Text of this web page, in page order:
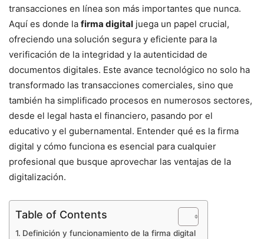
transacciones en línea son más importantes que nunca.
Aquí es donde la firma digital juega un papel crucial,
ofreciendo una solución segura y eficiente para la
verificación de la integridad y la autenticidad de
documentos digitales. Este avance tecnológico no solo ha
transformado las transacciones comerciales, sino que
también ha simplificado procesos en numerosos sectores,
desde el legal hasta el financiero, pasando por el
educativo y el gubernamental. Entender qué es la firma
digital y cómo funciona es esencial para cualquier
profesional que busque aprovechar las ventajas de la
digitalización.
Table of Contents
Definición y funcionamiento de la firma digital